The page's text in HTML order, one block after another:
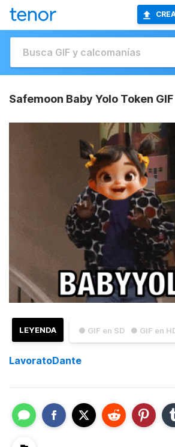
Safemoon Baby Yolo Token GIF
● GIF en SD ● GIF en
LEYENDA
LavoratoDante